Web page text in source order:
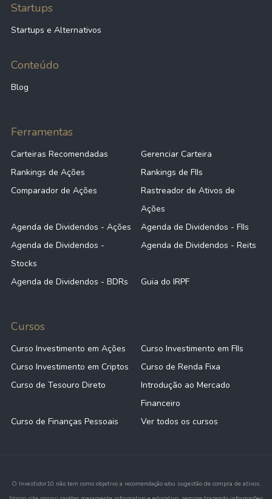
Startups
Startups e Alternativos
Conteúdo
Blog
Ferramentas
Carteiras Recomendadas
Gerenciar Carteira
Rankings de Ações
Rankings de FIIs
Comparador de Ações
Rastreador de Ativos de
Ações
Agenda de Dividendos - Ações
Agenda de Dividendos - FIIs
Agenda de Dividendos -
Stocks
Agenda de Dividendos - Reits
Agenda de Dividendos - BDRs Guia do IRPF
Cursos
Curso Investimento em Ações
Curso Investimento em FIIs
Curso Investimento em Criptos
Curso de Renda Fixa
Curso de Tesouro Direto
Introdução ao Mercado
Financeiro
Curso de Finanças Pessoais
Ver todos os cursos
O Investidor10 não tem como objetivo a recomendação e/ou sugestão de compra de ativos.